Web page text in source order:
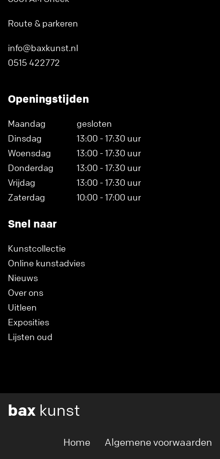
Route & parkeren
info@baxkunst.nl
0515 422772
Openingstijden
Maandag
gesloten
Dinsdag
13:00 - 17:30 uur
Woensdag
13:00 - 17:30 uur
Donderdag
13:00 - 17:30 uur
Vrijdag
13:00 - 17:30 uur
Zaterdag
10:00 - 17:00 uur
Snel naar
Kunstcollectie
Online kunstadvies
Nieuws
Over ons
Uitleen
Exposities
Lijsten oud
bax kunst
Home Algemene voorwaarden